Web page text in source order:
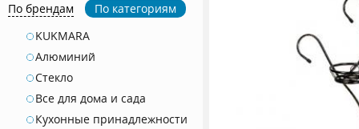
По брендам
По категориям
KUKMARA
Алюминий
Стекло
Все для дома и сада
Кухонные принадлежности